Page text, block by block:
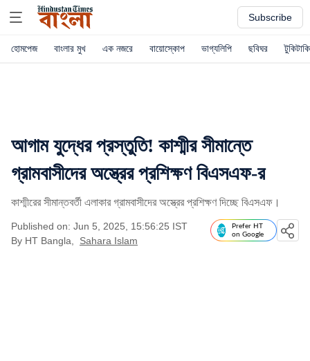
Subscribe
হোমপেজ বাংলার মুখ এক নজরে বায়োস্কোপ ভাগ্যলিপি ছবিঘর টুকিটাকি
আগাম যুদ্ধের প্রস্তুতি! কাশ্মীর সীমান্তে
গ্রামবাসীদের অস্ত্রের প্রশিক্ষণ বিএসএফ-র
কাশ্মীরের সীমান্তবর্তী এলাকার গ্রামবাসীদের অস্ত্রের প্রশিক্ষণ দিচ্ছে বিএসএফ।
Published on: Jun 5, 2025, 15:56:25 IST
By HT Bangla Sahara Islam
Prefer HT
on Google